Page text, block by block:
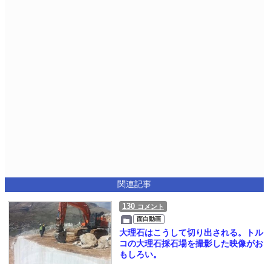
関連記事
130 コメント
面白動画
大理石はこうして切り出される。トル
コの大理石採石場を撮影した映像がお
もしろい。